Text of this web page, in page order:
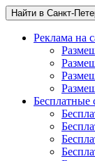
Найти в Санкт-
Реклама на
Бесплатные